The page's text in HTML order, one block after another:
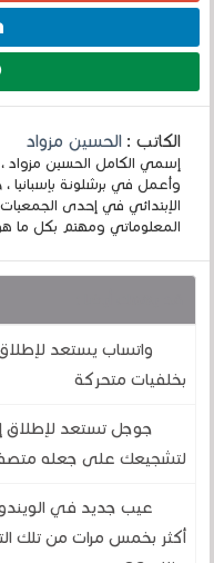
الكاتب :الحسين مزواد
وأعمل في برشلونة
الإبتدائي في إحدى
المعلوماتي ومهتم بكل ما
واتساب يستعد
بخلفيات متحركة
جوجل تستعد
لتشجيعك على جعله
أكثر بخمس مرات من تلك